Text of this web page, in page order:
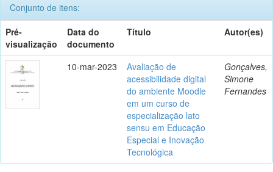
Conjunto de itens:
Pré-
visualização
Data do
documento
Título Autor(es)
10-mar-2023
Avaliação de
acessibilidade digital
do ambiente Moodle
em um curso de
especialização lato
sensu em Educação
Especial e Inovação
Tecnológica
Gonçalves,
Simone
Fernandes